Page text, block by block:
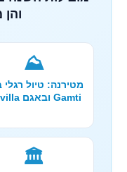
⛰️
מטירנה: טיול רגלי
Gamti ובאגם Bovilla
🏛️